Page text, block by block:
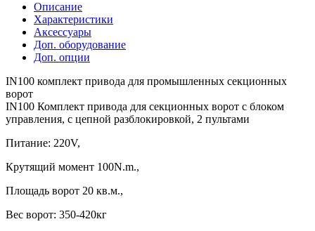
Описание
Характеристики
Аксессуары
Доп. оборудование
Доп. опции
IN100 комплект привода для промышленных секционных
ворот
IN100 Комплект привода для секционных ворот с блоком
управления, с цепной разблокировкой, 2 пультами
Питание: 220V,
Крутящий момент 100N.m.,
Площадь ворот 20 кв.м.,
Вес ворот: 350-420кг